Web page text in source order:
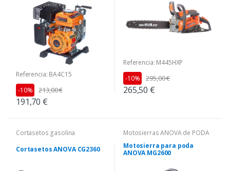
Referencia: BA4C15
191,70 €
-10% 213,00 €
Referencia: M445HXP
265,50 €
-10% 295,00 €
Cortasetos gasolina
Cortasetos ANOVA CG2360
Motosierras ANOVA de PODA
Motosierra para poda
ANOVA MG2600